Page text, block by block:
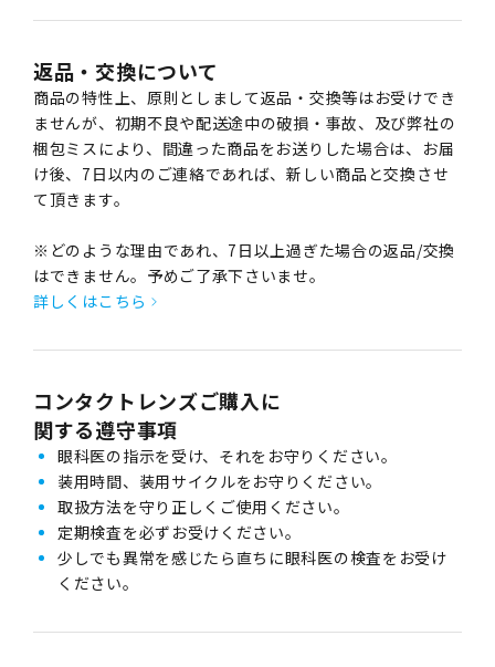
返品・交換について
商品の特性上、原則としまして返品・交換等はお受けでき
ませんが、初期不良や配送途中の破損・事故、及び弊社の
梱包ミスにより、間違った商品をお送りした場合は、お届
け後、7日以内のご連絡であれば、新しい商品と交換させ
て頂きます。
※どのような理由であれ、7日以上過ぎた場合の返品/交換
はできません。予めご了承下さいませ。
詳しくはこちら
コンタクトレンズご購入に
関する遵守事項
眼科医の指示を受け、それをお守りください。
装用時間、装用サイクルをお守りください。
取扱方法を守り正しくご使用ください。
定期検査を必ずお受けください。
少しでも異常を感じたら直ちに眼科医の検査をお受け
ください。